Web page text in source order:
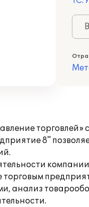
торговлей»
8"
анализ